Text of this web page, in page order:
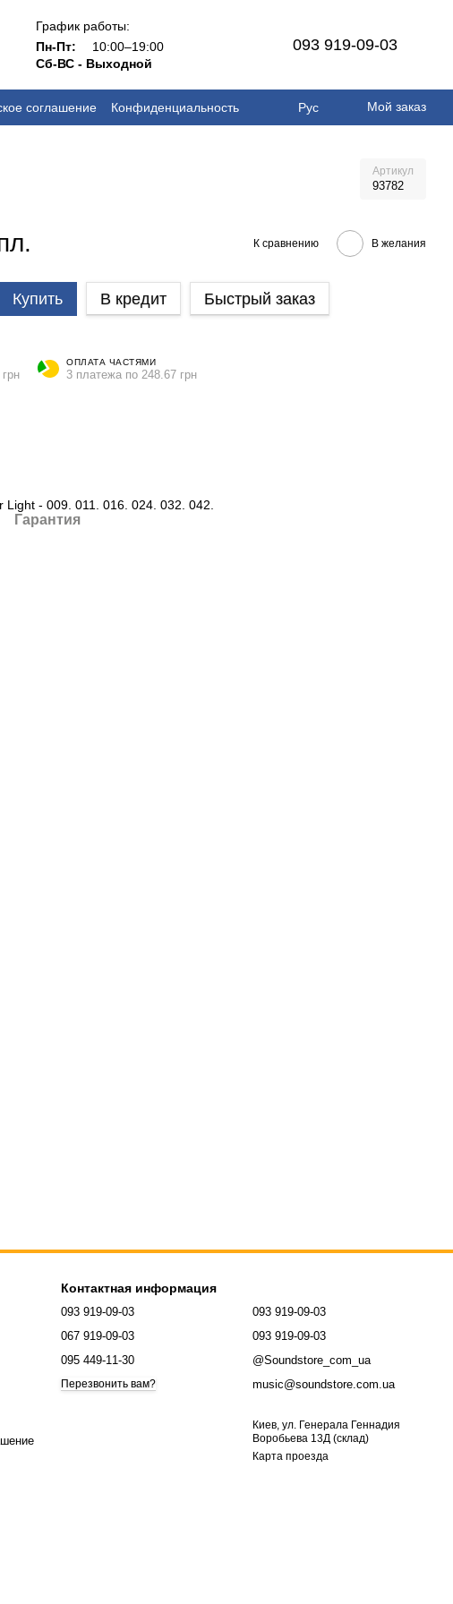
График работы:
Пн-Пт:
10:00–19:00
Сб-ВС - Выходной
093 919-09-03
соглашение Конфиденциальность Рус Мой заказ
Артикул
93782
К сравнению В желания
Купить В кредит Быстрый заказ
ОПЛАТА ЧАСТЯМИ
3 платежа по 248.67 грн
Light - 009. 011. 016. 024. 032. 042.
Гарантия
Контактная информация
093 919-09-03
067 919-09-03
095 449-11-30
Перезвонить вам?
093 919-09-03
093 919-09-03
@Soundstore_com_ua
music@soundstore.com.ua
Киев, ул. Генерала Геннадия
Воробьева 13Д (склад)
Карта проезда